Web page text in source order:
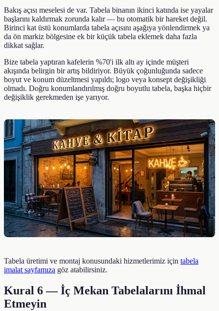
Bakış açısı meselesi de var. Tabela binanın ikinci katında ise yayalar
başlarını kaldırmak zorunda kalır — bu otomatik bir hareket değil.
Birinci kat üstü konumlarda tabela açısını aşağıya yönlendirmek ya
da ön markiz bölgesine ek bir küçük tabela eklemek daha fazla
dikkat sağlar.
Bize tabela yaptıran kafelerin %70'i ilk altı ay içinde müşteri
akışında belirgin bir artış bildiriyor. Büyük çoğunluğunda sadece
boyut ve konum düzeltmesi yapıldı; logo veya konsept değişikliği
olmadı. Doğru konumlandırılmış doğru boyutlu tabela, başka hiçbir
değişiklik gerekmeden işe yarıyor.
Tabela üretimi ve montaj konusundaki hizmetlerimiz için tabela
imalat sayfamıza göz atabilirsiniz.
Kural 6 — İç Mekan Tabelalarını İhmal
Etmeyin